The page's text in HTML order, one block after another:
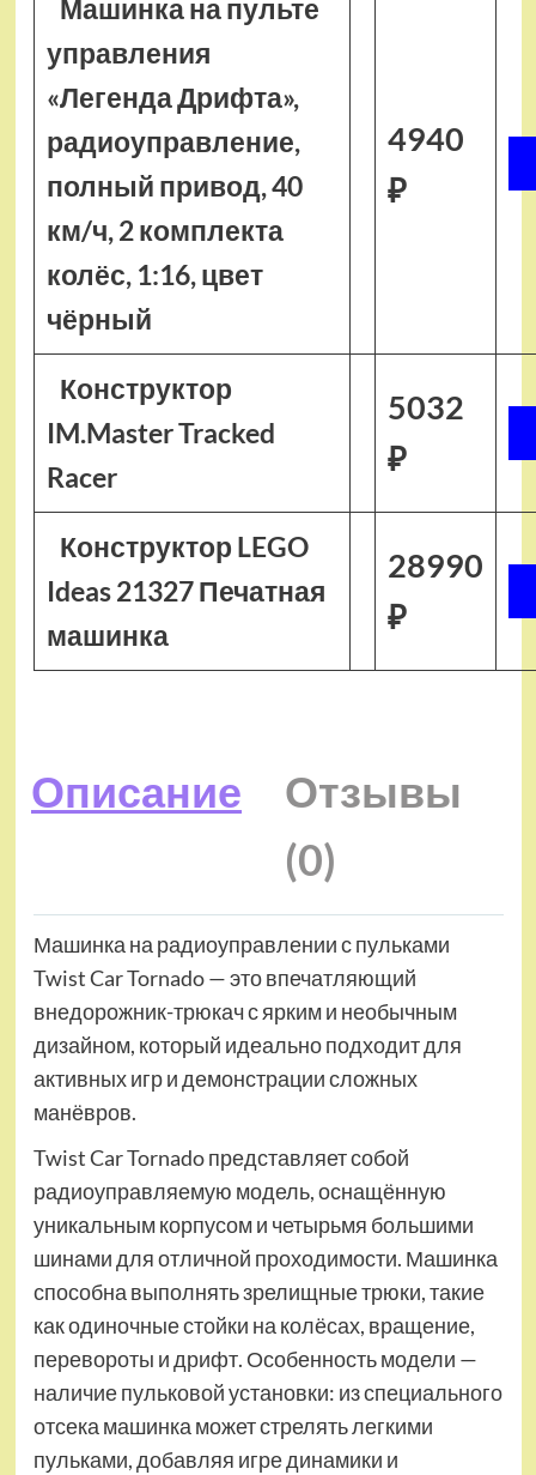
Машинка на пульте
управления
«Легенда Дрифта»,
радиоуправление,
полный привод, 40
км/ч, 2 комплекта
колёс, 1:16, цвет
чёрный
4940
₽
Конструктор
IM.Master Tracked
Racer
5032
₽
Конструктор LEGO
Ideas 21327 Печатная
машинка
28990
₽
Описание
Отзывы
(0)
Машинка на радиоуправлении с пульками
Twist Car Tornado — это впечатляющий
внедорожник-трюкач с ярким и необычным
дизайном, который идеально подходит для
активных игр и демонстрации сложных
манёвров.
Twist Car Tornado представляет собой
радиоуправляемую модель, оснащённую
уникальным корпусом и четырьмя большими
шинами для отличной проходимости. Машинка
способна выполнять зрелищные трюки, такие
как одиночные стойки на колёсах, вращение,
перевороты и дрифт. Особенность модели —
наличие пульковой установки: из специального
отсека машинка может стрелять легкими
пульками, добавляя игре динамики и